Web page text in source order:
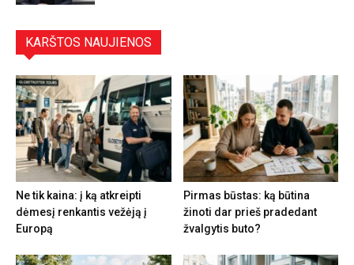
KARŠTOS NAUJIENOS
Ne tik kaina: į ką atkreipti
dėmesį renkantis vežėją į
Europą
Pirmas būstas: ką būtina
žinoti dar prieš pradedant
žvalgytis buto?